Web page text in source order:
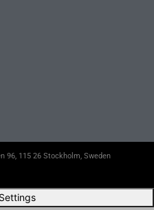
96, 115 26 Stockholm, Sweden